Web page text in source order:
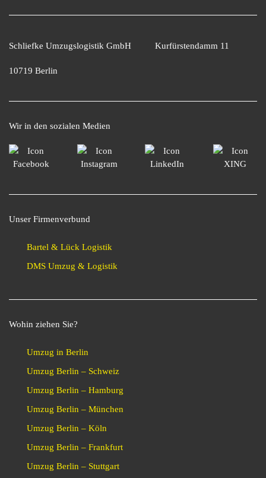
Schliefke Umzugslogistik GmbH Kurfürstendamm 11
10719 Berlin
Wir in den sozialen Medien
Unser Firmenverbund
Bartel & Lück Logistik
DMS Umzug & Logistik
Wohin ziehen Sie?
Umzug in Berlin
Umzug Berlin – Schweiz
Umzug Berlin – Hamburg
Umzug Berlin – München
Umzug Berlin – Köln
Umzug Berlin – Frankfurt
Umzug Berlin – Stuttgart